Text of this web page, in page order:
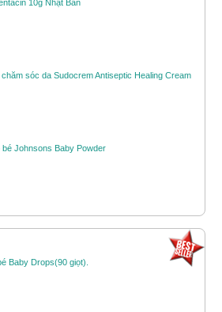
10g Nhật Bản
sóc da Sudocrem Antiseptic Healing Cream
bé Johnsons Baby Powder
Baby Drops(90 giọt).